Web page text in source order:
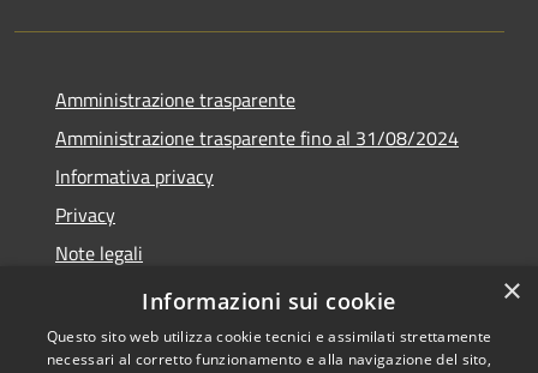
Amministrazione trasparente
Amministrazione trasparente fino al 31/08/2024
Informativa privacy
Privacy
Note legali
Dichiarazione di accessibilità
×
Informazioni sui cookie
Questo sito web utilizza cookie tecnici e assimilati strettamente
necessari al corretto funzionamento e alla navigazione del sito,